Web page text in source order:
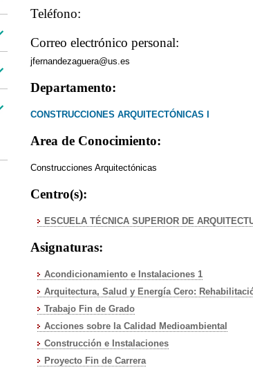
Teléfono:
Correo electrónico personal:
jfernandezaguera@us.es
Departamento:
CONSTRUCCIONES ARQUITECTÓNICAS I
Area de Conocimiento:
Construcciones Arquitectónicas
Centro(s):
ESCUELA TÉCNICA SUPERIOR DE
Asignaturas:
Acondicionamiento e Instalaciones 1
Arquitectura, Salud y Energía Cero:
Trabajo Fin de Grado
Acciones sobre la Calidad Medioambiental
Construcción e Instalaciones
Proyecto Fin de Carrera